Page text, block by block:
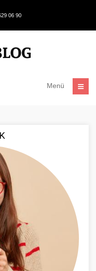
06 90
Menü